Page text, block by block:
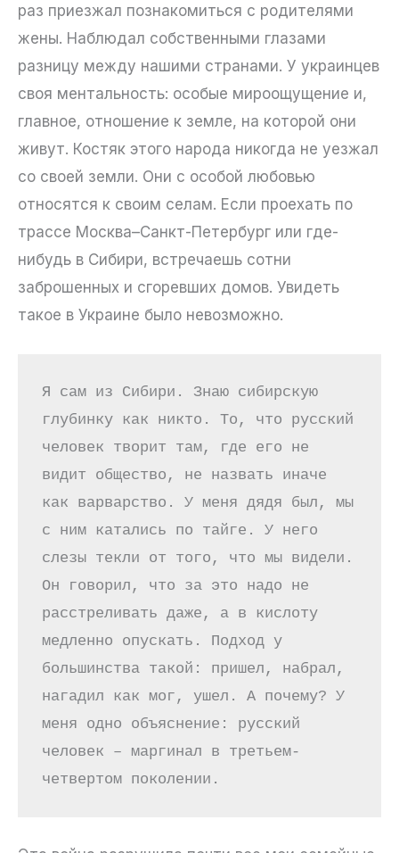
раз приезжал познакомиться с родителями
жены. Наблюдал собственными глазами
разницу между нашими странами. У украинцев
своя ментальность: особые мироощущение и,
главное, отношение к земле, на которой они
живут. Костяк этого народа никогда не уезжал
со своей земли. Они с особой любовью
относятся к своим селам. Если проехать по
трассе Москва–Санкт-Петербург или где-
нибудь в Сибири, встречаешь сотни
заброшенных и сгоревших домов. Увидеть
такое в Украине было невозможно.
Я сам из Сибири. Знаю сибирскую
глубинку как никто. То, что русский
человек творит там, где его не
видит общество, не назвать иначе
как варварство. У меня дядя был, мы
с ним катались по тайге. У него
слезы текли от того, что мы видели.
Он говорил, что за это надо не
расстреливать даже, а в кислоту
медленно опускать. Подход у
большинства такой: пришел, набрал,
нагадил как мог, ушел. А почему? У
меня одно объяснение: русский
человек – маргинал в третьем-
четвертом поколении.